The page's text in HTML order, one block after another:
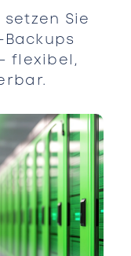
setzen Sie
flexibel,